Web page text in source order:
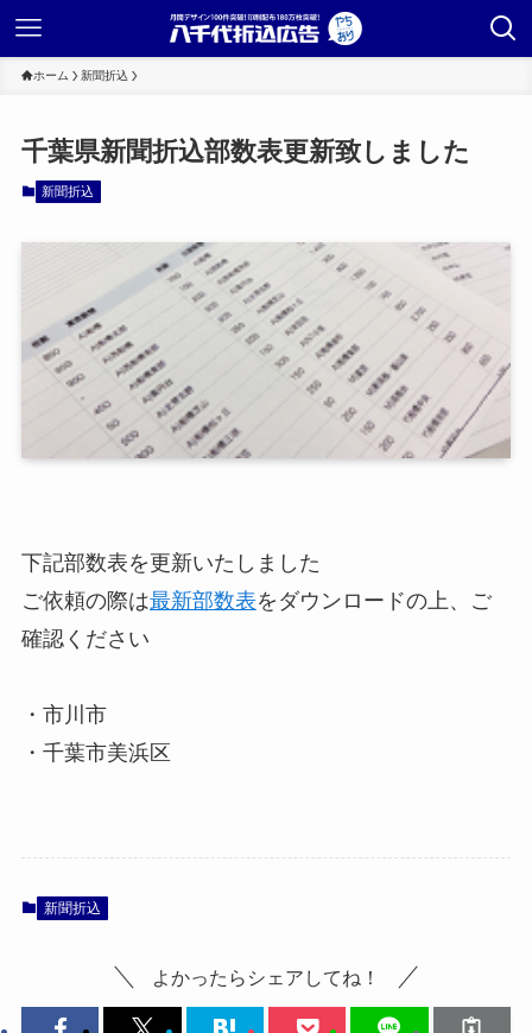
ホーム 新聞折込
千葉県新聞折込部数表更新致しました
新聞折込
下記部数表を更新いたしました
ご依頼の際は最新部数表をダウンロードの上、ご
確認ください
・市川市
・千葉市美浜区
新聞折込
よかったらシェアしてね！